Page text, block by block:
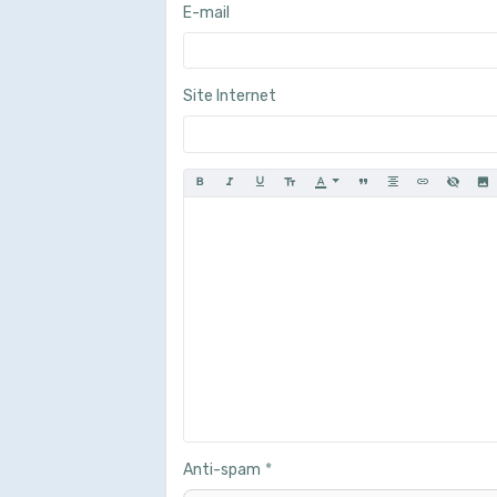
E-mail
Site Internet
Anti-spam